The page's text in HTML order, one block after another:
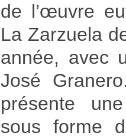
de l’œuvre
La Zarzuela
année, avec
José
présente
sous forme